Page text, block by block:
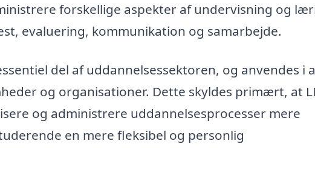
forskellige aspekter af undervisning og
evaluering, kommunikation og samarbejde.
del af uddannelsessektoren, og anvendes i
og organisationer. Dette skyldes primært, at
og administrere uddannelsesprocesser mere
en mere fleksibel og personlig